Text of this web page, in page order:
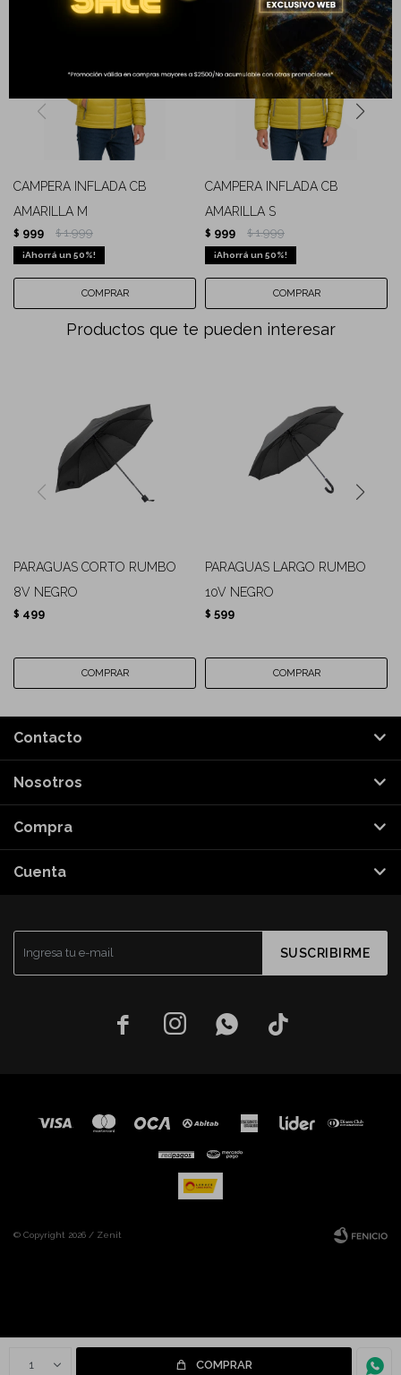
1 COMPRAR
CAMPERA INFLADA CB
AMARILLA M
$ 999 $ 1.999
50
CAMPERA INFLADA CB
AMARILLA S
$ 999 $ 1.999
50
Productos que te pueden interesar
PARAGUAS CORTO RUMBO
8V NEGRO
$ 499
PARAGUAS LARGO RUMBO
10V NEGRO
$ 599
SUSCRIBIRME
   
Contacto
Nosotros
Compra
Cuenta
© Copyright 2026 / Zenit